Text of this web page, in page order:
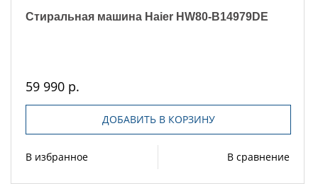
Стиральная машина Haier HW80-B14979DE
59 990 р.
ДОБАВИТЬ В КОРЗИНУ
В избранное В сравнение